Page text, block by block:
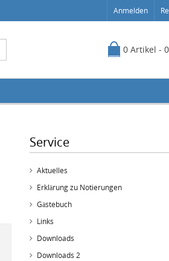
Anmelden
0 Artikel -
Service
Aktuelles
Erklärung zu Notierungen
Gästebuch
Links
Downloads
Downloads 2